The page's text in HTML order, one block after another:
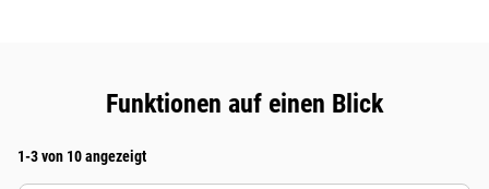
Funktionen auf einen Blick
1-3 von 10 angezeigt